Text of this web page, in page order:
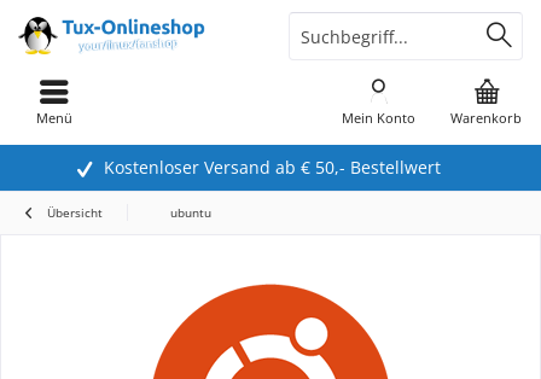
Kostenloser Versand ab € 50,- Bestellwert
Warenkorb
Mein Konto
Menü
Übersicht ubuntu